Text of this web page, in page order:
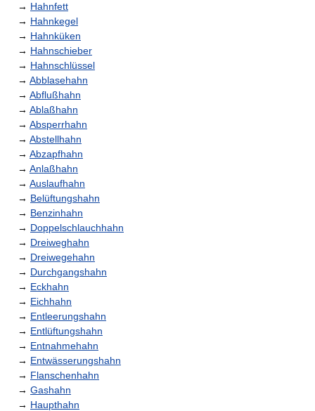
→ Hahnfett
→ Hahnkegel
→ Hahnküken
→ Hahnschieber
→ Hahnschlüssel
→ Abblasehahn
→ Abflußhahn
→ Ablaßhahn
→ Absperrhahn
→ Abstellhahn
→ Abzapfhahn
→ Anlaßhahn
→ Auslaufhahn
→ Belüftungshahn
→ Benzinhahn
→ Doppelschlauchhahn
→ Dreiweghahn
→ Dreiwegehahn
→ Durchgangshahn
→ Eckhahn
→ Eichhahn
→ Entleerungshahn
→ Entlüftungshahn
→ Entnahmehahn
→ Entwässerungshahn
→ Flanschenhahn
→ Gashahn
→ Haupthahn